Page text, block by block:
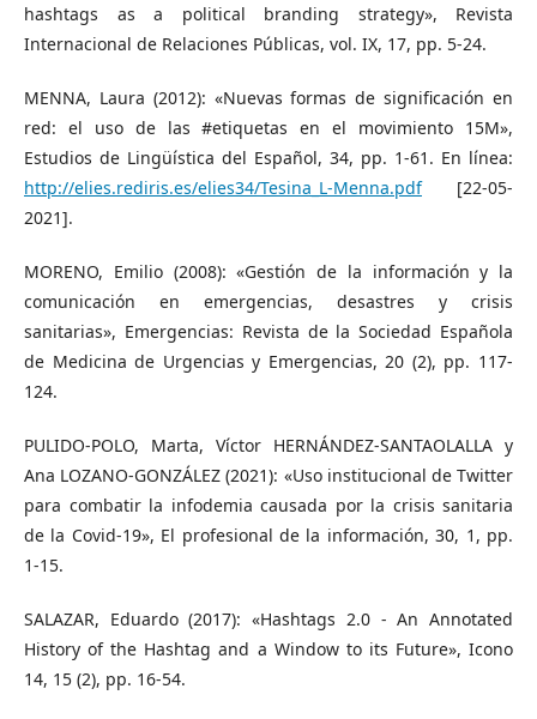
hashtags as a political branding strategy», Revista
Internacional de Relaciones Públicas, vol. IX, 17, pp. 5-24.
MENNA, Laura (2012): «Nuevas formas de significación en
red: el uso de las #etiquetas en el movimiento 15M»,
Estudios de Lingüística del Español, 34, pp. 1-61. En línea:
http://elies.rediris.es/elies34/Tesina_L-Menna.pdf[22-05-
2021].
MORENO, Emilio (2008): «Gestión de la información y la
comunicación en emergencias, desastres y crisis
sanitarias», Emergencias: Revista de la Sociedad Española
de Medicina de Urgencias y Emergencias, 20 (2), pp. 117-
124.
PULIDO-POLO, Marta, Víctor HERNÁNDEZ-SANTAOLALLA y
Ana LOZANO-GONZÁLEZ (2021): «Uso institucional de Twitter
para combatir la infodemia causada por la crisis sanitaria
de la Covid-19», El profesional de la información, 30, 1, pp.
1-15.
SALAZAR, Eduardo (2017): «Hashtags 2.0 - An Annotated
History of the Hashtag and a Window to its Future», Icono
14, 15 (2), pp. 16-54.